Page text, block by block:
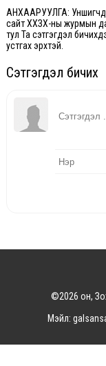
АНХААРУУЛГА:
сайт ХХЗХ-ны журмын
тул Та сэтгэгдэл
устгах эрхтэй.
Сэтгэгдэл бичих
©2026 он,
Мэйл: